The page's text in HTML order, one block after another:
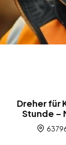
Dreher für
Stunde –